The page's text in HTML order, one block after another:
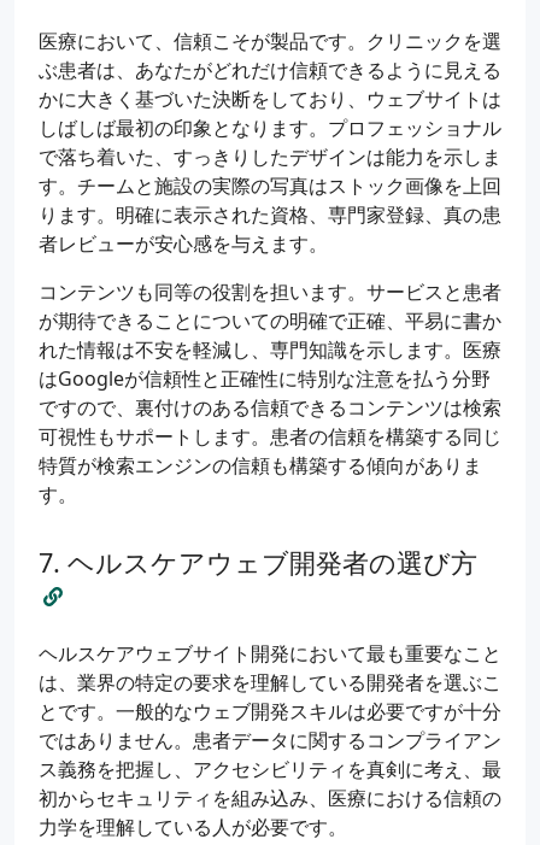
医療において、信頼こそが製品です。クリニックを選
ぶ患者は、あなたがどれだけ信頼できるように見える
かに大きく基づいた決断をしており、ウェブサイトは
しばしば最初の印象となります。プロフェッショナル
で落ち着いた、すっきりしたデザインは能力を示しま
す。チームと施設の実際の写真はストック画像を上回
ります。明確に表示された資格、専門家登録、真の患
者レビューが安心感を与えます。
コンテンツも同等の役割を担います。サービスと患者
が期待できることについての明確で正確、平易に書か
れた情報は不安を軽減し、専門知識を示します。医療
はGoogleが信頼性と正確性に特別な注意を払う分野
ですので、裏付けのある信頼できるコンテンツは検索
可視性もサポートします。患者の信頼を構築する同じ
特質が検索エンジンの信頼も構築する傾向がありま
す。
ヘルスケアウェブ開発者の選び方
ヘルスケアウェブサイト開発において最も重要なこと
は、業界の特定の要求を理解している開発者を選ぶこ
とです。一般的なウェブ開発スキルは必要ですが十分
ではありません。患者データに関するコンプライアン
ス義務を把握し、アクセシビリティを真剣に考え、最
初からセキュリティを組み込み、医療における信頼の
力学を理解している人が必要です。